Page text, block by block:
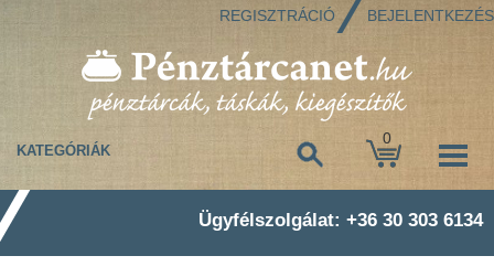
REGISZTRÁCIÓ BEJELENTKEZÉS
0
KATEGÓRIÁK
Ügyfélszolgálat: +36 30 303 6134